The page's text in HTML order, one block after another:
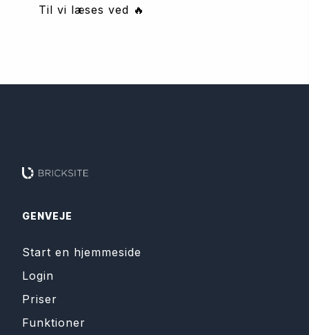
Til vi læses ved 🔥
GENVEJE
Start en hjemmeside
Login
Priser
Funktioner